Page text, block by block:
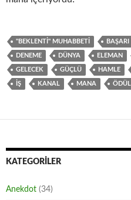
"BEKLENTI" MUHABBETI BAŞARI
DENEME DÜNYA ELEMAN
GELECEK GÜÇLÜ HAMLE
IŞ KANAL MANA ÖDÜL
KATEGORILER
Anekdot (34)